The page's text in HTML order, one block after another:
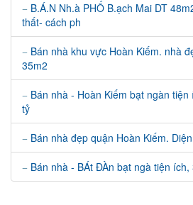
B.Á.N Nh.à PHỐ B.ạch Mai DT
thất- cách ph
Bán nhà khu vực Hoàn Kiếm. nhà
35m2
Bán nhà - Hoàn Kiếm bạt ngàn
tỷ
Bán nhà đẹp quận Hoàn Kiếm.
Bán nhà - BÁt ĐÀn bạt ngà tiện